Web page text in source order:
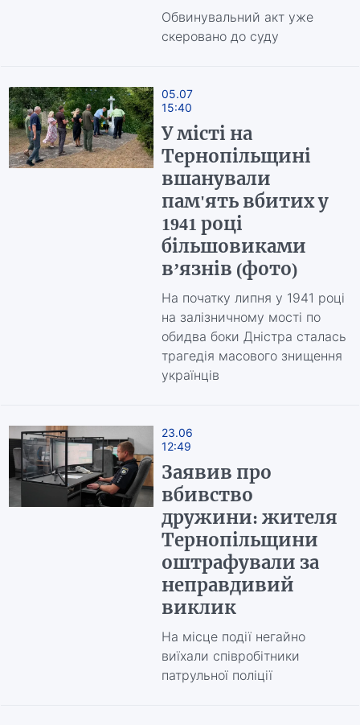
Обвинувальний акт уже
скеровано до суду
05.07
15:40
У місті на
Тернопільщині
вшанували
пам'ять вбитих у
1941 році
більшовиками
в’язнів (фото)
На початку липня у 1941 році
на залізничному мості по
обидва боки Дністра сталась
трагедія масового знищення
українців
23.06
12:49
Заявив про
вбивство
дружини: жителя
Тернопільщини
оштрафували за
неправдивий
виклик
На місце події негайно
виїхали співробітники
патрульної поліції